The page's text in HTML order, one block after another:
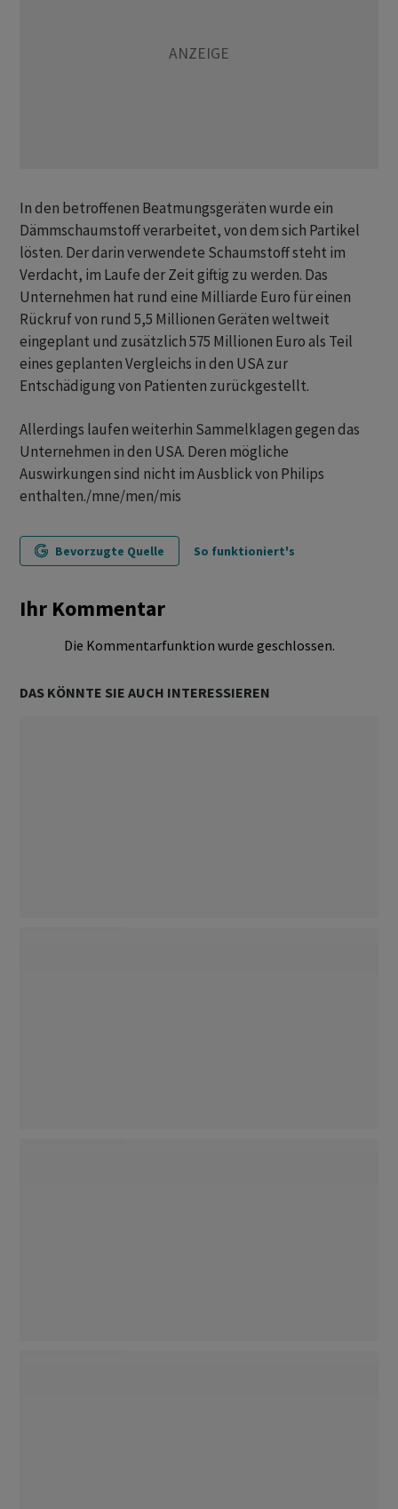
In den betroffenen Beatmungsgeräten wurde ein
Dämmschaumstoff verarbeitet, von dem sich Partikel
lösten. Der darin verwendete Schaumstoff steht im
Verdacht, im Laufe der Zeit giftig zu werden. Das
Unternehmen hat rund eine Milliarde Euro für einen
Rückruf von rund 5,5 Millionen Geräten weltweit
eingeplant und zusätzlich 575 Millionen Euro als Teil
eines geplanten Vergleichs in den USA zur
Entschädigung von Patienten zurückgestellt.
Allerdings laufen weiterhin Sammelklagen gegen das
Unternehmen in den USA. Deren mögliche
Auswirkungen sind nicht im Ausblick von Philips
enthalten./mne/men/mis
Bevorzugte Quelle So funktioniert's
Ihr Kommentar
Die Kommentarfunktion wurde geschlossen.
DAS KÖNNTE SIE AUCH INTERESSIEREN